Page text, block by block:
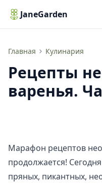
JaneGarden
Главная Кулинария
Рецепты необычного варенья. Часть 2
Рецепты
варенья.
Марафон рецептов
продолжается!
пряных, пикантных,